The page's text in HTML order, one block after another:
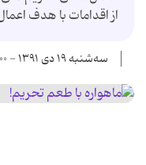
از اقدامات با هدف
سه‌شنبه ۱۹ دی ۱۳۹۱ - ۰۰:۰۰